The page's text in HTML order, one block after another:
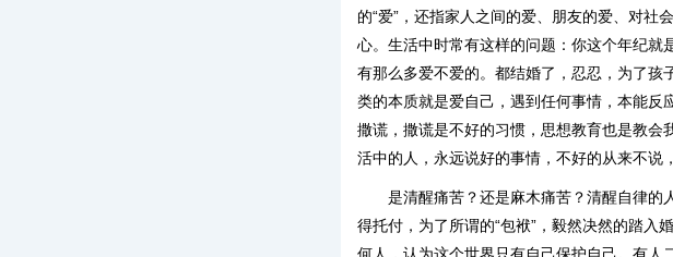
的“爱”，还指家人之间的爱、朋友的爱、对社
心。生活中时常有这样的问题：你这个年纪
有那么多爱不爱的。都结婚了，忍忍，为了孩
类的本质就是爱自己，遇到任何事情，本能
撒谎，撒谎是不好的习惯，思想教育也是教会
活中的人，永远说好的事情，不好的从来不说
是清醒痛苦？还是麻木痛苦？清醒自律的
得托付，为了所谓的“包袱”，毅然决然的踏入